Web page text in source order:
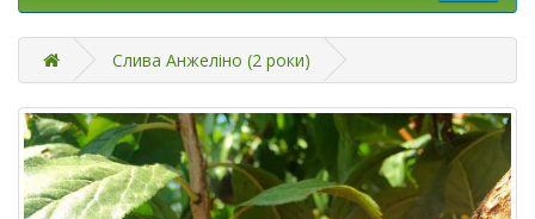
Слива Анжеліно (2 роки)